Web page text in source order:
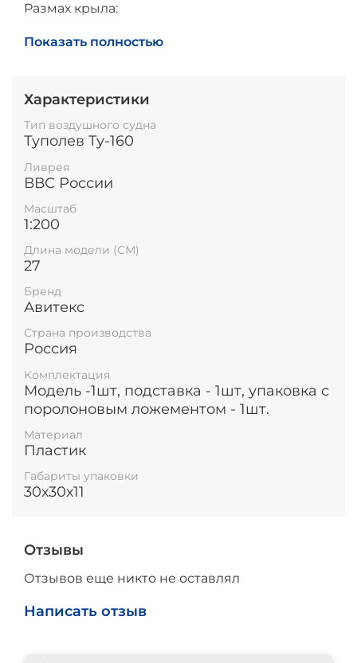
Размах крыла:
Высота модели на подставке:
Показать полностью
Характеристики
Тип воздушного судна
Туполев Ту-160
Ливрея
ВВС России
Масштаб
1:200
Длина модели (СМ)
27
Бренд
Авитекс
Страна производства
Россия
Комплектация
Модель -1шт, подставка - 1шт, упаковка с
поролоновым ложементом - 1шт.
Материал
Пластик
Габариты упаковки
30х30х11
Отзывы
Отзывов еще никто не оставлял
Написать отзыв